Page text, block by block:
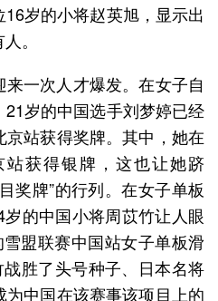
岁的小将赵英旭，显示出
。
一次人才爆发。在女子自
岁的中国选手刘梦婷已经
站获得奖牌。其中，她在
获得银牌，这也让她跻
奖牌”的行列。在女子单板
的中国小将周苡竹让人眼
盟联赛中国站女子单板滑
胜了头号种子、日本名将
中国在该赛事该项目上的